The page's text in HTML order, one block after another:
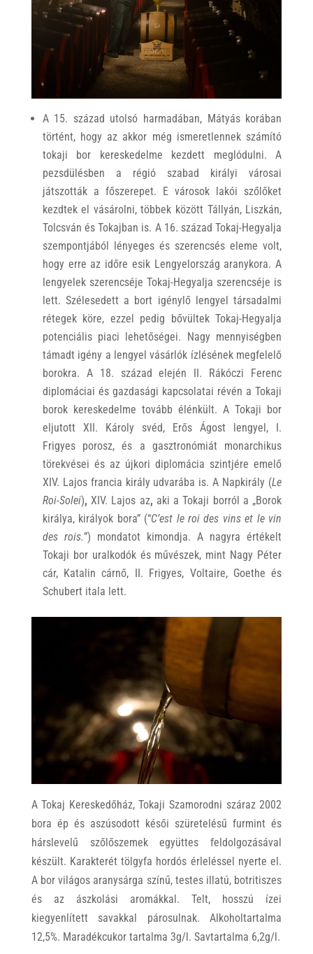
A 15. század utolsó harmadában, Mátyás korában
történt, hogy az akkor még ismeretlennek számító
tokaji bor kereskedelme kezdett meglódulni. A
pezsdülésben a régió szabad királyi városai
játszották a főszerepet. E városok lakói szőlőket
kezdtek el vásárolni, többek között Tállyán, Liszkán,
Tolcsván és Tokajban is. A 16. század Tokaj-Hegyalja
szempontjából lényeges és szerencsés eleme volt,
hogy erre az időre esik Lengyelország aranykora. A
lengyelek szerencséje Tokaj-Hegyalja szerencséje is
lett. Szélesedett a bort igénylő lengyel társadalmi
rétegek köre, ezzel pedig bővültek Tokaj-Hegyalja
potenciális piaci lehetőségei. Nagy mennyiségben
támadt igény a lengyel vásárlók ízlésének megfelelő
borokra. A 18. század elején II. Rákóczi Ferenc
diplomáciai és gazdasági kapcsolatai révén a Tokaji
borok kereskedelme tovább élénkült. A Tokaji bor
eljutott XII. Károly svéd, Erős Ágost lengyel, I.
Frigyes porosz, és a gasztronómiát monarchikus
törekvései és az újkori diplomácia szintjére emelő
XIV. Lajos francia király udvarába is. A Napkirály (Le
Roi-Solei),XIV. Lajos az, aki a Tokaji borról a „Borok
királya, királyok bora” (“C’est le roi des vins et le vin
des rois.”) mondatot kimondja. A nagyra értékelt
Tokaji bor uralkodók és művészek, mint Nagy Péter
cár, Katalin cárnő, II. Frigyes, Voltaire, Goethe és
Schubert itala lett.
A Tokaj Kereskedőház, Tokaji Szamorodni száraz 2002
bora ép és aszúsodott késői szüretelésű furmint és
hárslevelű szőlőszemek együttes feldolgozásával
készült. Karakterét tölgyfa hordós érleléssel nyerte el.
A bor világos aranysárga színű, testes illatú, botritiszes
és az ászkolási aromákkal. Telt, hosszú ízei
kiegyenlített savakkal párosulnak. Alkoholtartalma
12,5%. Maradékcukor tartalma 3g/l. Savtartalma 6,2g/l.